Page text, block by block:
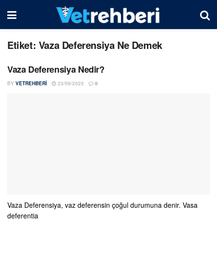
Etiket: Vaza Deferensiya Ne Demek
Vaza Deferensiya Nedir?
BY VETREHBERI 23/09/2023 0
Vaza Deferensiya, vaz deferensin çoğul durumuna denir. Vasa
deferentia